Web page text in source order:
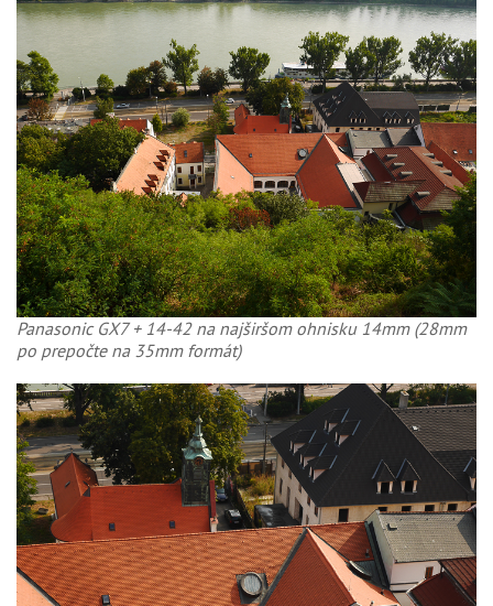
Panasonic GX7 + 14-42 na najširšom ohnisku 14mm (28mm
po prepočte na 35mm formát)